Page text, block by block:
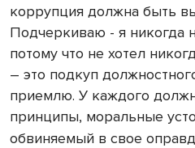
коррупция должна быть
Подчеркиваю - я никогда
потому что не хотел
– это подкуп
приемлю. У каждого
принципы, моральные
обвиняемый в свое